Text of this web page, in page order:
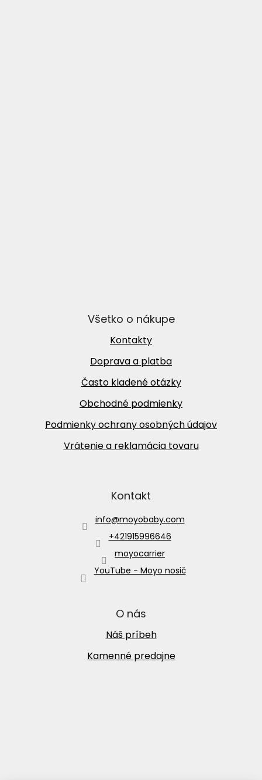
Všetko o nákupe
Kontakty
Doprava a platba
Často kladené otázky
Obchodné podmienky
Podmienky ochrany osobných údajov
Vrátenie a reklamácia tovaru
Kontakt
info@moyobaby.com
+421915996646
moyocarrier
YouTube - Moyo nosič
O nás
Náš príbeh
Kamenné predajne